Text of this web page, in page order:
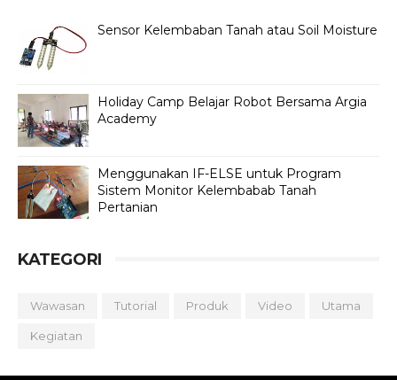
Sensor Kelembaban Tanah atau Soil Moisture
Holiday Camp Belajar Robot Bersama Argia
Academy
Menggunakan IF-ELSE untuk Program
Sistem Monitor Kelembabab Tanah
Pertanian
KATEGORI
Wawasan Tutorial Produk Video Utama
Kegiatan